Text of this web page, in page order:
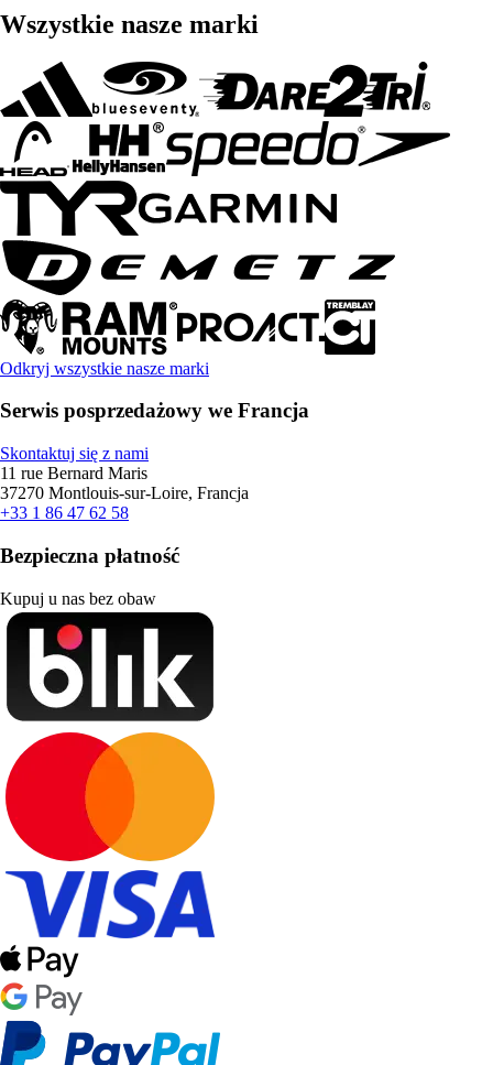
Wszystkie nasze marki
Odkryj wszystkie nasze marki
Serwis posprzedażowy we Francja
Skontaktuj się z nami
11 rue Bernard Maris
37270 Montlouis-sur-Loire, Francja
+33 1 86 47 62 58
Bezpieczna płatność
Kupuj u nas bez obaw